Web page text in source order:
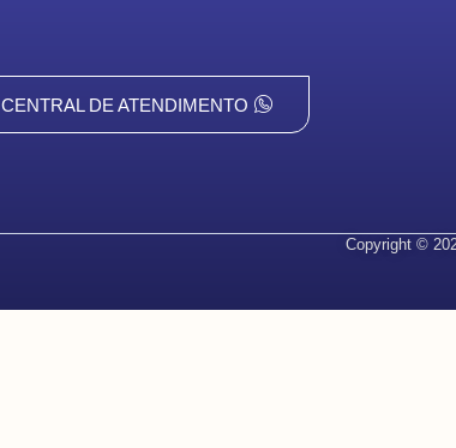
CENTRAL DE ATENDIMENTO
Copyright ©